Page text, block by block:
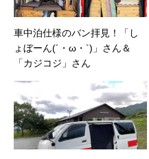
車中泊仕様のバン拝見！「し
ょぼーん(´・ω・`)」さん＆
「カジコジ」さん